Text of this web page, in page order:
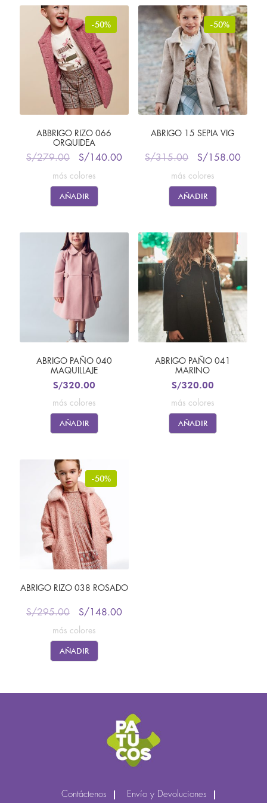
-50%
ABBRIGO RIZO 066
ORQUIDEA
S/279.00 S/ 140.00
más colores
AÑADIR
-50%
ABRIGO 15 SEPIA VIG
S/315.00 S/ 158.00
más colores
AÑADIR
ABRIGO PAÑO 040
MAQUILLAJE
S/320.00
más colores
AÑADIR
ABRIGO PAÑO 041
MARINO
S/320.00
más colores
AÑADIR
-50%
ABRIGO RIZO 038 ROSADO
S/295.00 S/ 148.00
más colores
AÑADIR
Contáctenos Envío y Devoluciones